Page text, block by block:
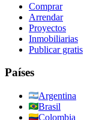
Comprar
Arrendar
Proyectos
Inmobiliarias
Publicar gratis
Países
Argentina
Brasil
Colombia